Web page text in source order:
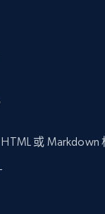
或 Markdown